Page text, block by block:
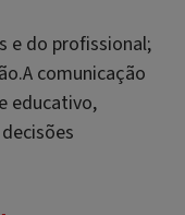
e do profissional;
comunicação
educativo,